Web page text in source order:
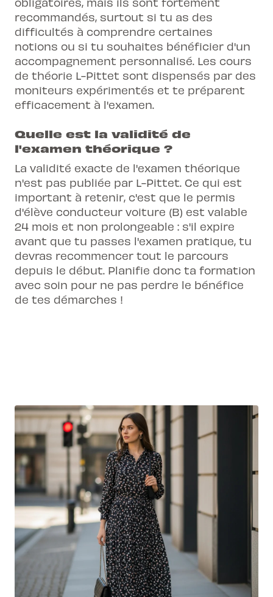
recommandés, surtout si tu as des
difficultés à comprendre certaines
notions ou si tu souhaites bénéficier d'un
accompagnement personnalisé. Les cours
de théorie L-Pittet sont dispensés par des
moniteurs expérimentés et te préparent
efficacement à l'examen.
Quelle est la validité de
l'examen théorique ?
La validité exacte de l'examen théorique
n'est pas publiée par L-Pittet. Ce qui est
important à retenir, c'est que le permis
d'élève conducteur voiture (B) est valable
24 mois et non prolongeable : s'il expire
avant que tu passes l'examen pratique, tu
devras recommencer tout le parcours
depuis le début. Planifie donc ta formation
avec soin pour ne pas perdre le bénéfice
de tes démarches !